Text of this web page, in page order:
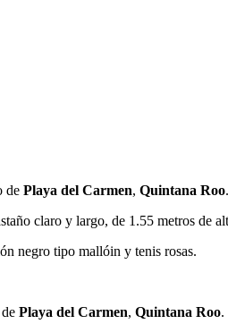
de Playa del Carmen, Quintana Roo.
claro y largo, de 1.55 metros de
negro tipo mallóin y tenis rosas.
Playa del Carmen, Quintana Roo.